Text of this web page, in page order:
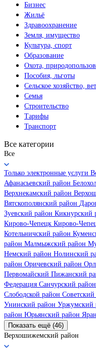
Бизнес
Жильё
Здравоохранение
Земля, имущество
Культура, спорт
Образование
Охота,
Пособия, льготы
Сельское хозяйство,
Семья
Строительство
Тарифы
Транспорт
Все категории
Все
Только электронные услуги
Афанасьевский район
Верхнекамский район
Вятскополянский район
Зуевский район Кикнурский
Кирово-Чепецк Кирово-
Котельничский район
район Малмыжский район
Немский район Нолинский
район Оричевский район
Первомайский Пижанский
Федерация Санчурский район
Слободской район Советский
Унинский район Уржумский
район Юрьянский район
Показать ещё (46)
Верхошижемский район